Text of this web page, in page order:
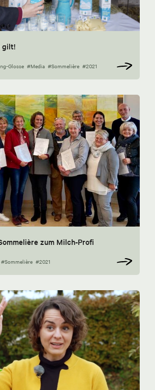
gilt!
Glosse #Media #Sommelière #2021
zum Milch-Profi
#Sommelière #2021